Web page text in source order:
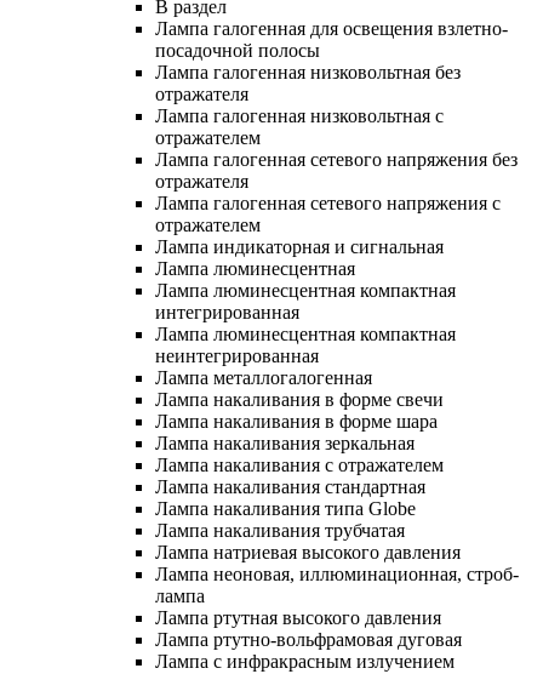
В раздел
Лампа галогенная для освещения взлетно-
посадочной полосы
Лампа галогенная низковольтная без
отражателя
Лампа галогенная низковольтная с
отражателем
Лампа галогенная сетевого напряжения без
отражателя
Лампа галогенная сетевого напряжения с
отражателем
Лампа индикаторная и сигнальная
Лампа люминесцентная
Лампа люминесцентная компактная
интегрированная
Лампа люминесцентная компактная
неинтегрированная
Лампа металлогалогенная
Лампа накаливания в форме свечи
Лампа накаливания в форме шара
Лампа накаливания зеркальная
Лампа накаливания с отражателем
Лампа накаливания стандартная
Лампа накаливания типа Globe
Лампа накаливания трубчатая
Лампа натриевая высокого давления
Лампа неоновая, иллюминационная, строб-
лампа
Лампа ртутная высокого давления
Лампа ртутно-вольфрамовая дуговая
Лампа с инфракрасным излучением